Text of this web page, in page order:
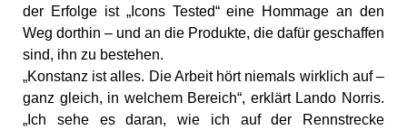
der Erfolge ist „Icons Tested“ eine Hommage an den
Weg dorthin – und an die Produkte, die dafür geschaffen
sind, ihn zu bestehen.
„Konstanz ist alles. Die Arbeit hört niemals wirklich auf –
ganz gleich, in welchem Bereich“, erklärt Lando Norris.
„Ich sehe es daran, wie ich auf der Rennstrecke